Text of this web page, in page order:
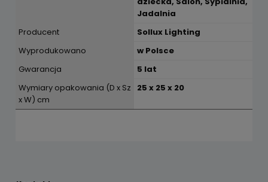
Jadalnia
Producent
Sollux Lighting
Wyprodukowano
w Polsce
Gwarancja
5 lat
Wymiary opakowania (D x Sz
x W) cm
25 x 25 x 20